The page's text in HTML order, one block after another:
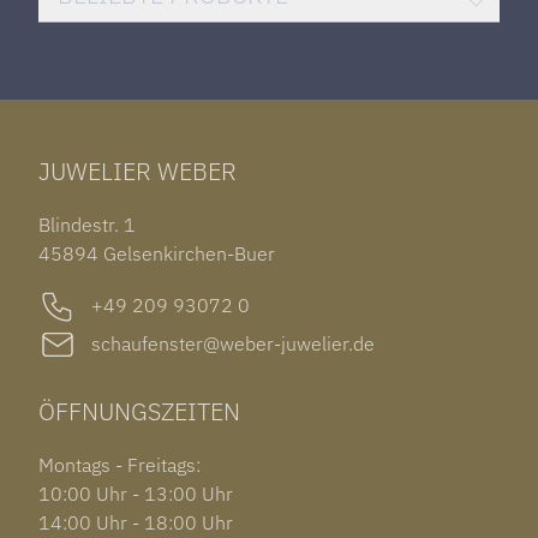
SANTOS DE CARTIER
IWC PORTUGIESER
HERRENUHREN
ARMSCHMUCK
OHRSCHMUCK
OUT OF COLLECTION
TAG HEUER CARRERA
ROLEX SUBMARINER DATE
GARMIN VENU 3S
JUWELIER WEBER
Blindestr. 1
45894 Gelsenkirchen-Buer
+49 209 93072 0
schaufenster@weber-juwelier.de
ÖFFNUNGSZEITEN
Montags - Freitags:
10:00 Uhr - 13:00 Uhr
14:00 Uhr - 18:00 Uhr